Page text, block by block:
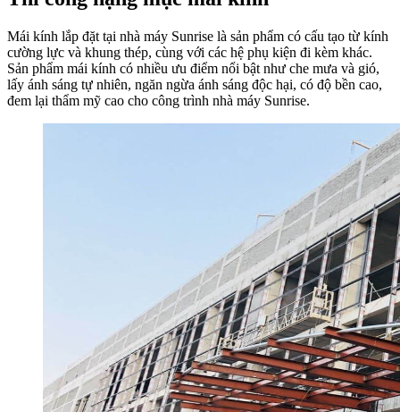
Mái kính lắp đặt tại nhà máy Sunrise là sản phẩm có cấu tạo từ kính
cường lực và khung thép, cùng với các hệ phụ kiện đi kèm khác.
Sản phẩm mái kính có nhiều ưu điểm nổi bật như che mưa và gió,
lấy ánh sáng tự nhiên, ngăn ngừa ánh sáng độc hại, có độ bền cao,
đem lại thẩm mỹ cao cho công trình nhà máy Sunrise.